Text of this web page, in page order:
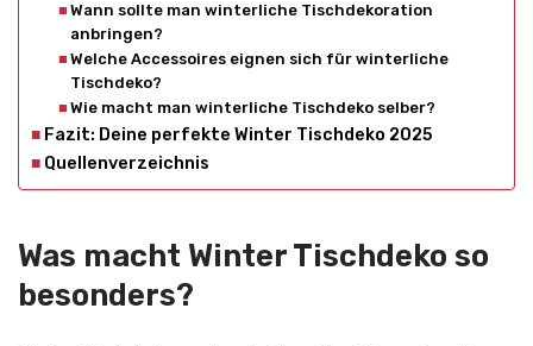
Wann sollte man winterliche Tischdekoration
anbringen?
Welche Accessoires eignen sich für winterliche
Tischdeko?
Wie macht man winterliche Tischdeko selber?
Fazit: Deine perfekte Winter Tischdeko 2025
Quellenverzeichnis
Was macht Winter Tischdeko so
besonders?